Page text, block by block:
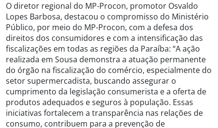
O diretor regional do MP-Procon, promotor Osvaldo
Lopes Barbosa, destacou o compromisso do Ministério
Público, por meio do MP-Procon, com a defesa dos
direitos dos consumidores e com a intensificação das
fiscalizações em todas as regiões da Paraíba: “A ação
realizada em Sousa demonstra a atuação permanente
do órgão na fiscalização do comércio, especialmente do
setor supermercadista, buscando assegurar o
cumprimento da legislação consumerista e a oferta de
produtos adequados e seguros à população. Essas
iniciativas fortalecem a transparência nas relações de
consumo, contribuem para a prevenção de